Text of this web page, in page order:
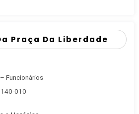
Praça Da Liberdade
Funcionários
010